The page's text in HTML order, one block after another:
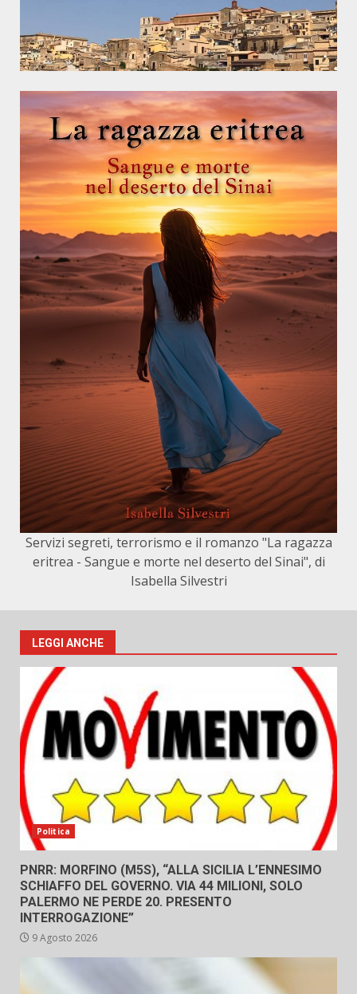
Servizi segreti, terrorismo e il romanzo "La ragazza
eritrea - Sangue e morte nel deserto del Sinai", di
Isabella Silvestri
LEGGI ANCHE
Politica
PNRR: MORFINO (M5S), “ALLA SICILIA L’ENNESIMO
SCHIAFFO DEL GOVERNO. VIA 44 MILIONI, SOLO
PALERMO NE PERDE 20. PRESENTO
INTERROGAZIONE”
9 Agosto 2026